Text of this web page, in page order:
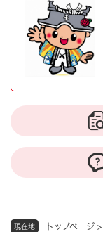
現在地 トップページ >